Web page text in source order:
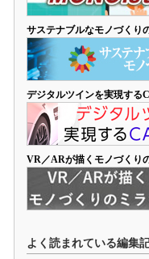
サステナブルなモノづくり
デジタルツインを実現する
VR／ARが描くモノづくり
よく読まれている編集